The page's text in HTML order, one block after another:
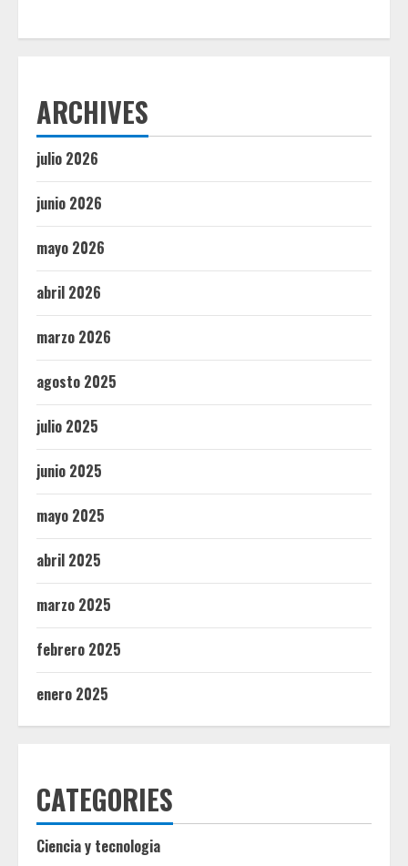
ARCHIVES
julio 2026
junio 2026
mayo 2026
abril 2026
marzo 2026
agosto 2025
julio 2025
junio 2025
mayo 2025
abril 2025
marzo 2025
febrero 2025
enero 2025
CATEGORIES
Ciencia y tecnologia